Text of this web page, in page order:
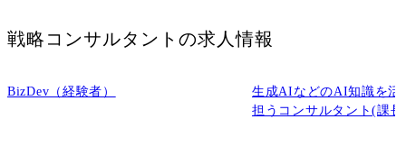
戦略コンサルタント の求人情報
BizDev（経験者）
生成AIなどのAI知識を活
担うコンサルタント(課